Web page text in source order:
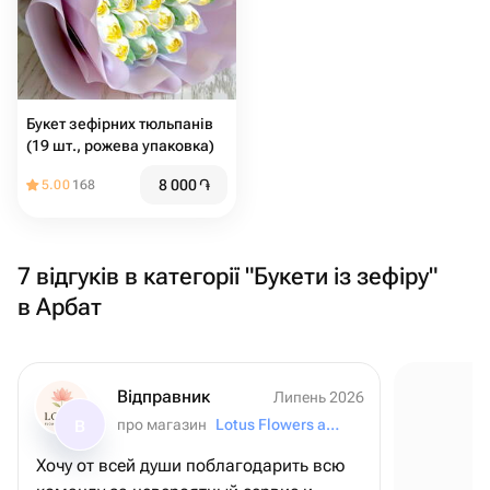
Букет зефірних тюльпанів
(19 шт., рожева упаковка)
5.00 168 8 000֏
7 відгуків в категорії "Букети із зефіру"
в Арбат
Відправник
Липень 2026
про магазин
Lotus Flowers and Gifts
Хочу от всей души поблагодарить всю